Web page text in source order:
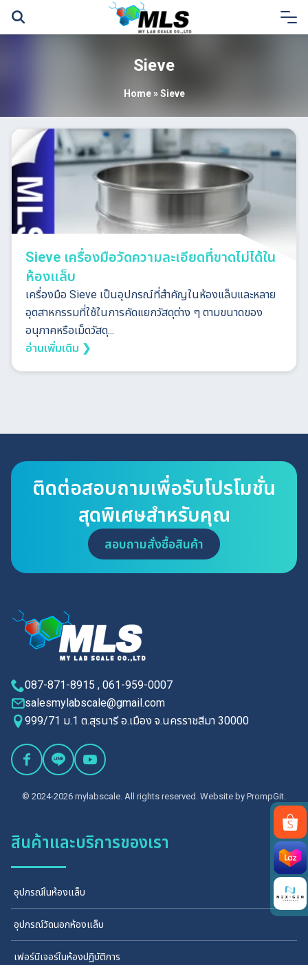
Skip
for:
Sieve
Home»Sieve
Sieve เครื่องมือวัดความละเอียดที่ขาดไม่ได้ใน
ห้องแล็บ
เครื่องมือ Sieve เป็นอุปกรณ์ที่สำคัญในห้องแล็บและหลาย
อุตสาหกรรมที่ใช้ในการคัดแยกวัสดุต่าง ๆ ตามขนาดของ
อนุภาคหรือเม็ดวัสดุ...
อ่านเพิ่มเติม ❯
ติดต่อสอบถามเพื่อรับโปรโมชั่น
สุดพิเศษสำหรับคุณ
สอบถามสั่งซื้อสินค้า
087-871-8915 , 061-959-0007
salesmylabscale@gmail.com
999/71 ม.1 ต.สุรนารี อ.เมือง จ.นครราชสีมา 30000
© 2024-2026 mylabscale. All rights reserved. Website by PrompGit.
สินค้าและบริการของเรา
อุปกรณ์ในห้องแล็บ
อุปกรณ์วัดนอกห้องแล็บ
เฟอร์นิเจอร์ในห้องปฏิบัติการ